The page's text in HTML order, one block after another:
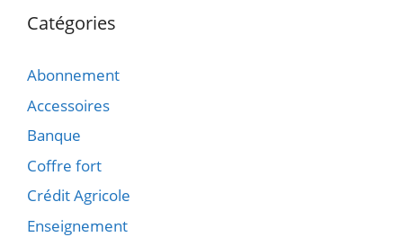
Catégories
Abonnement
Accessoires
Banque
Coffre fort
Crédit Agricole
Enseignement